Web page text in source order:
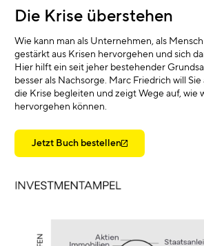
Die Krise überstehen
Wie kann man als Unternehmen, als
gestärkt aus Krisen hervorgehen und sich
Hier hilft ein seit jeher bestehender
besser als Nachsorge. Marc Friedrich will
die Krise begleiten und zeigt Wege auf, wie
hervorgehen können.
Jetzt Buch bestellen